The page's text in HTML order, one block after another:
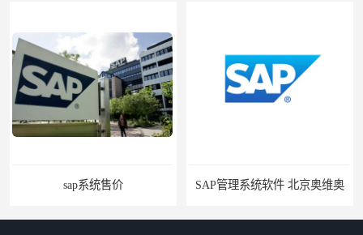
SAP管理系统软件 北京奥维奥